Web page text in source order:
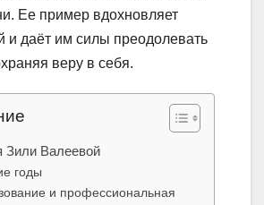
Ее пример вдохновляет
и даёт им силы преодолевать
веру в себя.
Зили Валеевой
годы
и профессиональная